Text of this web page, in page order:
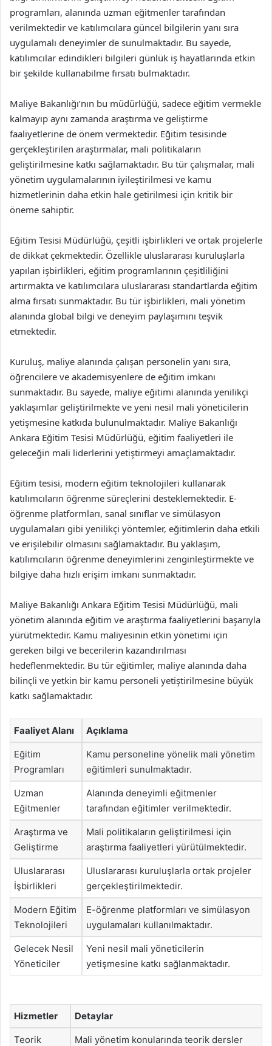
programları, alanında uzman eğitmenler tarafından
verilmektedir ve katılımcılara güncel bilgilerin yanı sıra
uygulamalı deneyimler de sunulmaktadır. Bu sayede,
katılımcılar edindikleri bilgileri günlük iş hayatlarında etkin
bir şekilde kullanabilme fırsatı bulmaktadır.
Maliye Bakanlığı’nın bu müdürlüğü, sadece eğitim vermekle
kalmayıp aynı zamanda araştırma ve geliştirme
faaliyetlerine de önem vermektedir. Eğitim tesisinde
gerçekleştirilen araştırmalar, mali politikaların
geliştirilmesine katkı sağlamaktadır. Bu tür çalışmalar, mali
yönetim uygulamalarının iyileştirilmesi ve kamu
hizmetlerinin daha etkin hale getirilmesi için kritik bir
öneme sahiptir.
Eğitim Tesisi Müdürlüğü, çeşitli işbirlikleri ve ortak projelerle
de dikkat çekmektedir. Özellikle uluslararası kuruluşlarla
yapılan işbirlikleri, eğitim programlarının çeşitliliğini
artırmakta ve katılımcılara uluslararası standartlarda eğitim
alma fırsatı sunmaktadır. Bu tür işbirlikleri, mali yönetim
alanında global bilgi ve deneyim paylaşımını teşvik
etmektedir.
Kuruluş, maliye alanında çalışan personelin yanı sıra,
öğrencilere ve akademisyenlere de eğitim imkanı
sunmaktadır. Bu sayede, maliye eğitimi alanında yenilikçi
yaklaşımlar geliştirilmekte ve yeni nesil mali yöneticilerin
yetişmesine katkıda bulunulmaktadır. Maliye Bakanlığı
Ankara Eğitim Tesisi Müdürlüğü, eğitim faaliyetleri ile
geleceğin mali liderlerini yetiştirmeyi amaçlamaktadır.
Eğitim tesisi, modern eğitim teknolojileri kullanarak
katılımcıların öğrenme süreçlerini desteklemektedir. E-
öğrenme platformları, sanal sınıflar ve simülasyon
uygulamaları gibi yenilikçi yöntemler, eğitimlerin daha etkili
ve erişilebilir olmasını sağlamaktadır. Bu yaklaşım,
katılımcıların öğrenme deneyimlerini zenginleştirmekte ve
bilgiye daha hızlı erişim imkanı sunmaktadır.
Maliye Bakanlığı Ankara Eğitim Tesisi Müdürlüğü, mali
yönetim alanında eğitim ve araştırma faaliyetlerini başarıyla
yürütmektedir. Kamu maliyesinin etkin yönetimi için
gereken bilgi ve becerilerin kazandırılması
hedeflenmektedir. Bu tür eğitimler, maliye alanında daha
bilinçli ve yetkin bir kamu personeli yetiştirilmesine büyük
katkı sağlamaktadır.
Faaliyet Alanı Açıklama
Eğitim
Programları
Kamu personeline yönelik mali yönetim
eğitimleri sunulmaktadır.
Uzman
Eğitmenler
Alanında deneyimli eğitmenler
tarafından eğitimler verilmektedir.
Araştırma ve
Geliştirme
Mali politikaların geliştirilmesi için
araştırma faaliyetleri yürütülmektedir.
Uluslararası
İşbirlikleri
Uluslararası kuruluşlarla ortak projeler
gerçekleştirilmektedir.
Modern Eğitim
Teknolojileri
E-öğrenme platformları ve simülasyon
uygulamaları kullanılmaktadır.
Gelecek Nesil
Yöneticiler
Yeni nesil mali yöneticilerin
yetişmesine katkı sağlanmaktadır.
Hizmetler Detaylar
Teorik
Mali yönetim konularında teorik dersler